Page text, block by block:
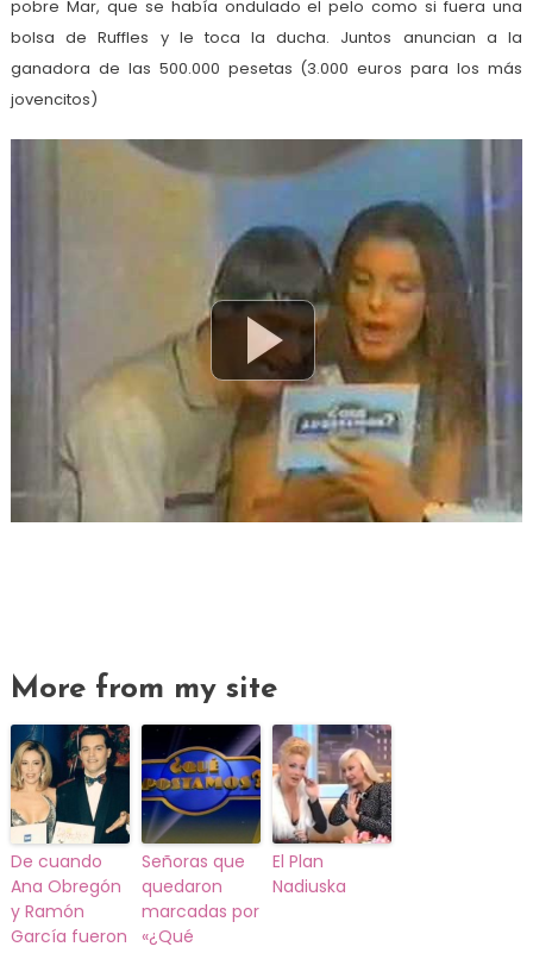
pobre Mar, que se había ondulado el pelo como si fuera una
bolsa de Ruffles y le toca la ducha. Juntos anuncian a la
ganadora de las 500.000 pesetas (3.000 euros para los más
jovencitos)
More from my site
De cuando
Ana Obregón
y Ramón
García fueron
Señoras que
quedaron
marcadas por
«¿Qué
El Plan
Nadiuska